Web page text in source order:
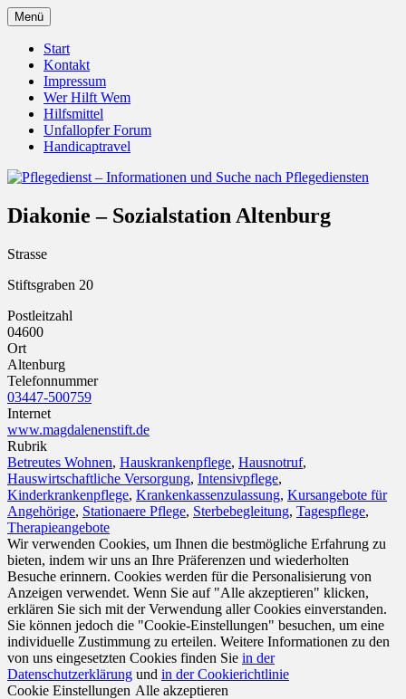
Zum
Inhalt
springen
Pflegedienst – Informationen
und Suche nach Pflegediensten
Unfallopfer – Hilfswerk
Menü
Start
Kontakt
Impressum
Wer Hilft Wem
Hilfsmittel
Unfallopfer Forum
Handicaptravel
Diakonie – Sozialstation Altenburg
Strasse
Stiftsgraben 20
Postleitzahl
04600
Ort
Altenburg
Telefonnummer
03447-500759
Internet
www.magdalenenstift.de
Rubrik
Betreutes Wohnen, Hauskrankenpflege, Hausnotruf,
Hauswirtschaftliche Versorgung, Intensivpflege,
Kinderkrankenpflege, Krankenkassenzulassung, Kursangebote für
Angehörige, Stationaere Pflege, Sterbebegleitung, Tagespflege,
Therapieangebote
Wir verwenden Cookies, um Ihnen die bestmögliche Erfahrung zu
bieten, indem wir uns an Ihre Präferenzen und wiederholten
Besuche erinnern. Cookies werden für die Personalisierung von
Anzeigen verwendet. Wenn Sie auf "Alle akzeptieren" klicken,
erklären Sie sich mit der Verwendung aller Cookies einverstanden.
Sie können jedoch die "Cookie-Einstellungen" besuchen, um eine
individuelle Zustimmung zu erteilen. Weitere Informationen zu den
von uns eingesetzten Cookies finden Sie in der
Datenschutzerklärung und in der Cookierichtlinie
Cookie Einstellungen Alle akzeptieren